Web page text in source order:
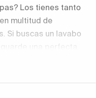
Los tienes tanto
multitud de
Si buscas un lavabo